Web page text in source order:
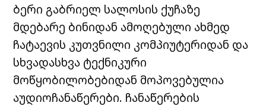
ბერი გაბრიელ სალოსის ქუჩაზე
მდებარე ბინიდან ამოღებული ახმედ
ჩატაევის კუთვნილი კომპიუტერიდან და
სხვადასხვა ტექნიკური
მოწყობილობებიდან მოპოვებულია
აუდიოჩანაწერები. ჩანაწერების